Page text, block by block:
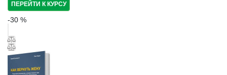
ПЕРЕЙТИ К КУРСУ
-30 %